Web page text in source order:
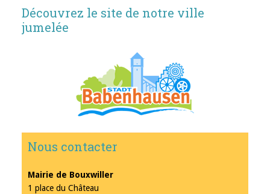
Découvrez le site de notre ville
jumelée
Nous contacter
Mairie de Bouxwiller
1 place du Château